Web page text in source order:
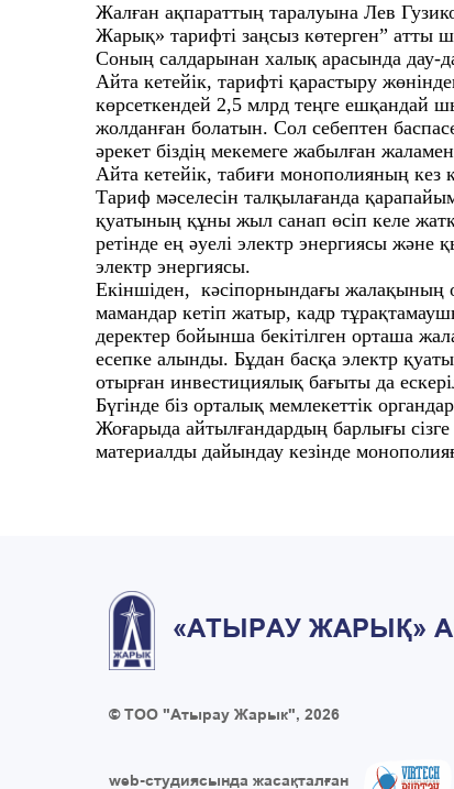
Жалған ақпараттың таралуына Лев
Жарық» тарифті заңсыз көтерген”
Соның салдарынан халық арасында дау-
Айта кетейік, тарифті қарастыру
көрсеткендей 2,5 млрд теңге ешқандай
жолданған болатын. Сол себептен
әрекет біздің мекемеге жабылған
Айта кетейік, табиғи монополияның кез
Тариф мәселесін талқылағанда
қуатының құны жыл санап өсіп келе
ретінде ең әуелі электр энергиясы және
электр энергиясы.
Екіншіден, кәсіпорнындағы жалақының
мамандар кетіп жатыр, кадр
деректер бойынша бекітілген орташа
есепке алынды. Бұдан басқа электр
отырған инвестициялық бағыты да
Бүгінде біз орталық мемлекеттік
Жоғарыда айтылғандардың барлығы сізге
материалды дайындау кезінде
«АТЫРАУ ЖАРЫҚ»
© ТОО "Атырау Жарык", 2026
web-студиясында жасақталған